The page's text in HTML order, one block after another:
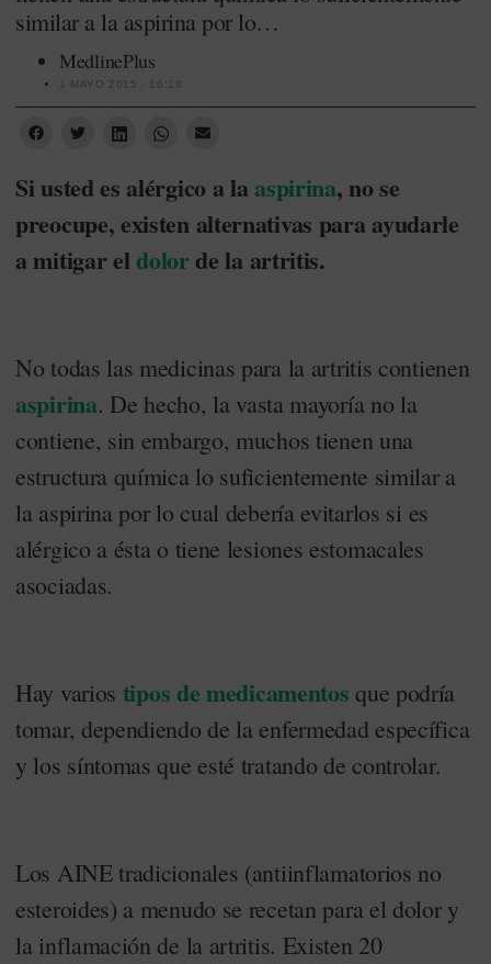
similar a la aspirina por lo…
MedlinePlus
1 MAYO 2015 - 16:18
Si usted es alérgico a laaspirina, no se
preocupe, existen alternativas para ayudarle
a mitigar eldolorde la artritis.
No todas las medicinas para la artritis contienen
aspirina. De hecho, la vasta mayoría no la
contiene, sin embargo, muchos tienen una
estructura química lo suficientemente similar a
la aspirina por lo cual debería evitarlos si es
alérgico a ésta o tiene lesiones estomacales
asociadas.
Hay varios tipos de medicamentos que podría
tomar, dependiendo de la enfermedad específica
y los síntomas que esté tratando de controlar.
Los AINE tradicionales (antiinflamatorios no
esteroides) a menudo se recetan para el dolor y
la inflamación de la artritis. Existen 20